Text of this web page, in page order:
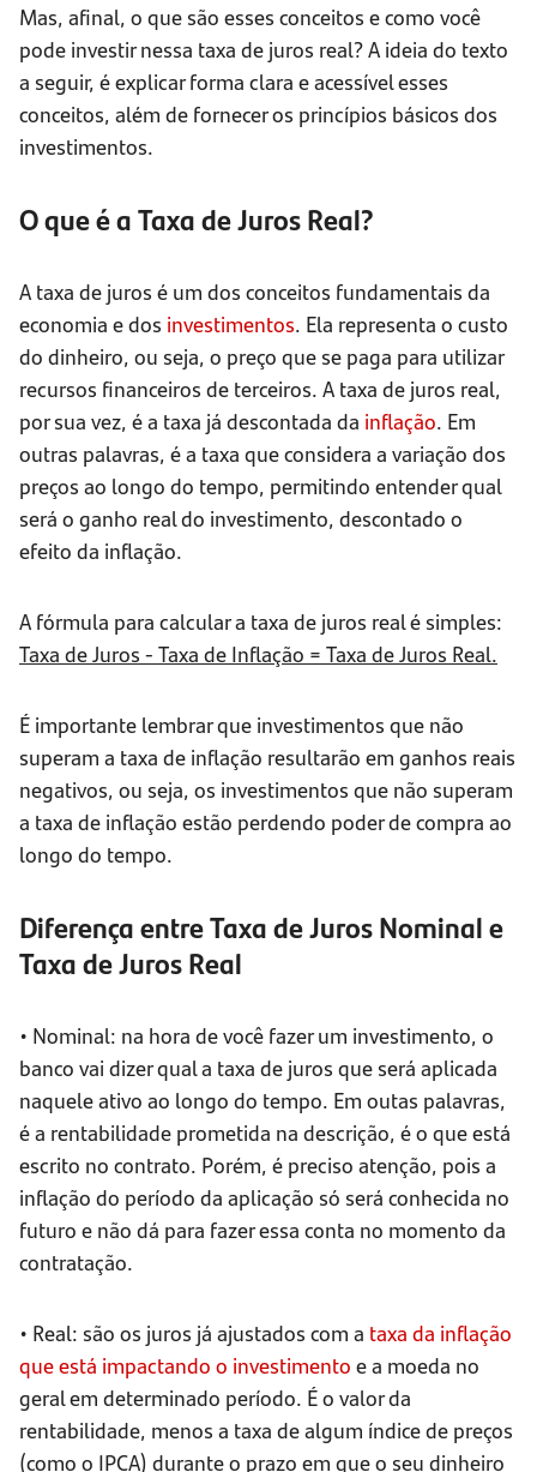
Mas, afinal, o que são esses conceitos e como você
pode investir nessa taxa de juros real? A ideia do texto
a seguir, é explicar forma clara e acessível esses
conceitos, além de fornecer os princípios básicos dos
investimentos.
O que é a Taxa de Juros Real?
A taxa de juros é um dos conceitos fundamentais da
economia e dos investimentos. Ela representa o custo
do dinheiro, ou seja, o preço que se paga para utilizar
recursos financeiros de terceiros. A taxa de juros real,
por sua vez, é a taxa já descontada da inflação. Em
outras palavras, é a taxa que considera a variação dos
preços ao longo do tempo, permitindo entender qual
será o ganho real do investimento, descontado o
efeito da inflação.
A fórmula para calcular a taxa de juros real é simples:
Taxa de Juros - Taxa de Inflação = Taxa de Juros Real.
É importante lembrar que investimentos que não
superam a taxa de inflação resultarão em ganhos reais
negativos, ou seja, os investimentos que não superam
a taxa de inflação estão perdendo poder de compra ao
longo do tempo.
Diferença entre Taxa de Juros Nominal e
Taxa de Juros Real
• Nominal: na hora de você fazer um investimento, o
banco vai dizer qual a taxa de juros que será aplicada
naquele ativo ao longo do tempo. Em outas palavras,
é a rentabilidade prometida na descrição, é o que está
escrito no contrato. Porém, é preciso atenção, pois a
inflação do período da aplicação só será conhecida no
futuro e não dá para fazer essa conta no momento da
contratação.
• Real: são os juros já ajustados com a taxa da inflação
que está impactando o investimento e a moeda no
geral em determinado período. É o valor da
rentabilidade, menos a taxa de algum índice de preços
(como o IPCA) durante o prazo em que o seu dinheiro